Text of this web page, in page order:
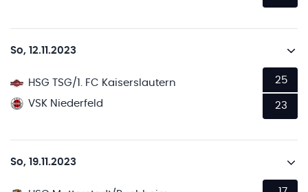
So, 12.11.2023
HSG TSG/1. FC Kaiserslautern
VSK Niederfeld
25
23
So, 19.11.2023